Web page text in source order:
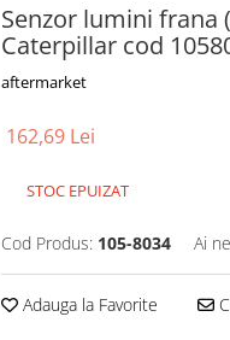
Senzor lumini frana
Caterpillar cod
aftermarket
162,69 Lei
STOC EPUIZAT
Cod Produs: 105-8034 Ai
Adauga la Favorite